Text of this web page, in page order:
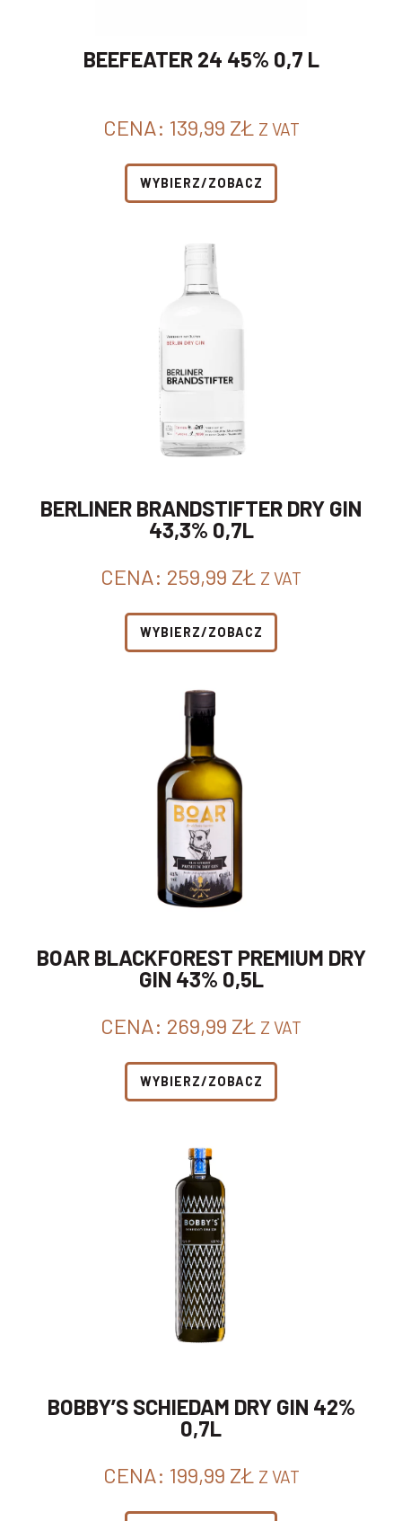
BEEFEATER 24 45% 0,7 L
CENA: 139,99 ZŁ Z VAT
WYBIERZ/ZOBACZ
BERLINER BRANDSTIFTER DRY GIN
43,3% 0,7L
CENA: 259,99 ZŁ Z VAT
WYBIERZ/ZOBACZ
BOAR BLACKFOREST PREMIUM DRY
GIN 43% 0,5L
CENA: 269,99 ZŁ Z VAT
WYBIERZ/ZOBACZ
BOBBY’S SCHIEDAM DRY GIN 42%
0,7L
CENA: 199,99 ZŁ Z VAT